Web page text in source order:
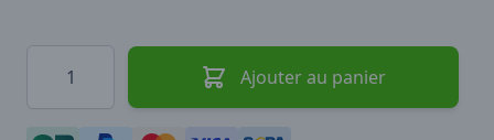
Ajouter au panier